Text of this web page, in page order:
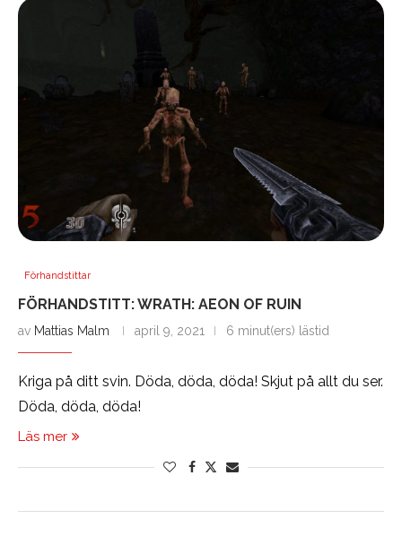
Förhandstittar
FÖRHANDSTITT: WRATH: AEON OF RUIN
av Mattias Malm april 9, 2021 6 minut(ers) lästid
Kriga på ditt svin. Döda, döda, döda! Skjut på allt du ser.
Döda, döda, döda!
Läs mer